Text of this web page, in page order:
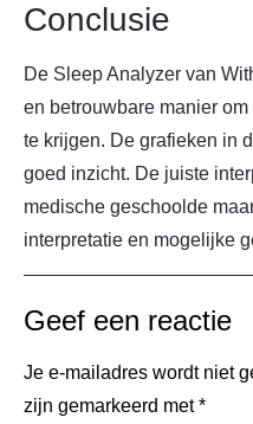
Conclusie
De Sleep Analyzer van
en betrouwbare manier
te krijgen. De grafieken in
goed inzicht. De juiste
medische geschoolde
interpretatie en mogelijke
Geef een reactie
Je e-mailadres wordt niet
zijn gemarkeerd met*